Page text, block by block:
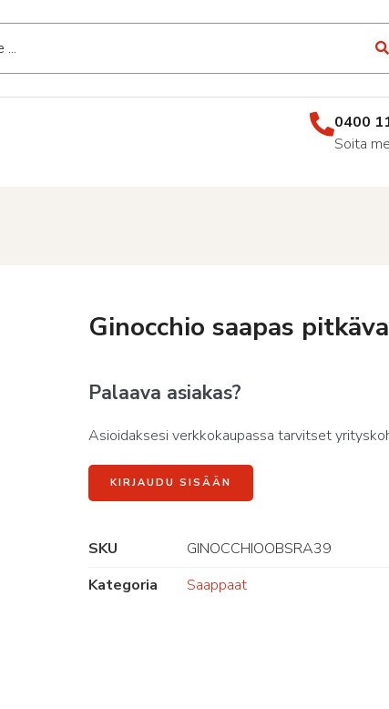
0400
Soita
Ginocchio saapas
Palaava asiakas?
Asioidaksesi verkkokaupassa tarvitset
KIRJAUDU SISÄÄN
SKU
GINOCCHIOOBSRA39
Kategoria
Saappaat